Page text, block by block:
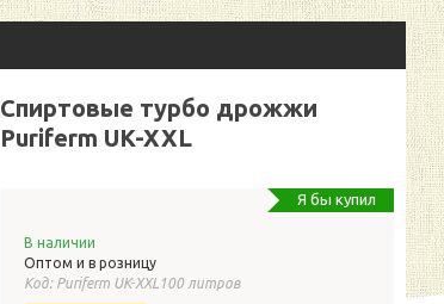
Спиртовые турбо дрожжи
Puriferm UK-XXL
Я бы купил
В наличии
Оптом и в розницу
Код: Puriferm UK-XXL100 литров